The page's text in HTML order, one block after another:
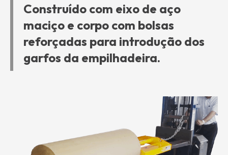
Construído com eixo de aço
maciço e corpo com bolsas
reforçadas para introdução dos
garfos da empilhadeira.